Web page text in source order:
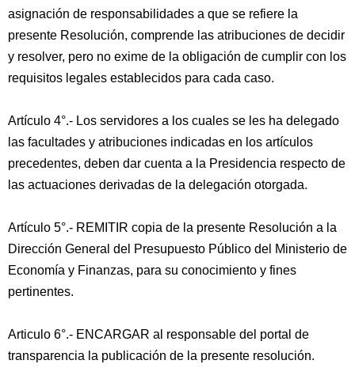
asignación de responsabilidades a que se refiere la
presente Resolución, comprende las atribuciones de decidir
y resolver, pero no exime de la obligación de cumplir con los
requisitos legales establecidos para cada caso.
Artículo 4°.- Los servidores a los cuales se les ha delegado
las facultades y atribuciones indicadas en los artículos
precedentes, deben dar cuenta a la Presidencia respecto de
las actuaciones derivadas de la delegación otorgada.
Artículo 5°.- REMITIR copia de la presente Resolución a la
Dirección General del Presupuesto Público del Ministerio de
Economía y Finanzas, para su conocimiento y fines
pertinentes.
Articulo 6°.- ENCARGAR al responsable del portal de
transparencia la publicación de la presente resolución.